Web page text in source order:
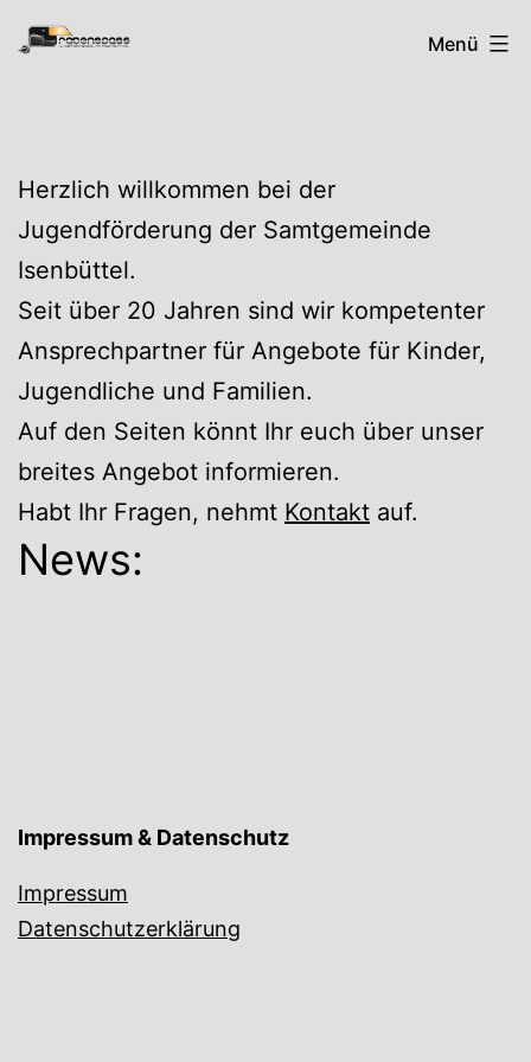
Zum
Inhalt
RabenspassMenü
Herzlich willkommen bei der
Jugendförderung der Samtgemeinde
Isenbüttel.
Seit über 20 Jahren sind wir kompetenter
Ansprechpartner für Angebote für Kinder,
Jugendliche und Familien.
Auf den Seiten könnt Ihr euch über unser
breites Angebot informieren.
Habt Ihr Fragen, nehmt Kontakt auf.
News:
Impressum & Datenschutz
Impressum
Datenschutzerklärung